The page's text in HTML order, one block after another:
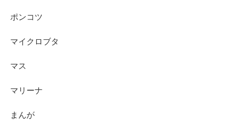
ポンコツ
マイクロブタ
マス
マリーナ
まんが